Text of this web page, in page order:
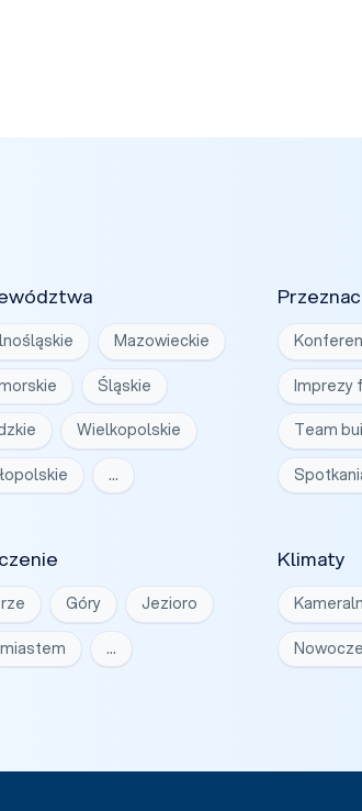
Mazowieckie
Śląskie
Wielkopolskie
…
Góry Jezioro
…
Klimaty
Imprezy
Team